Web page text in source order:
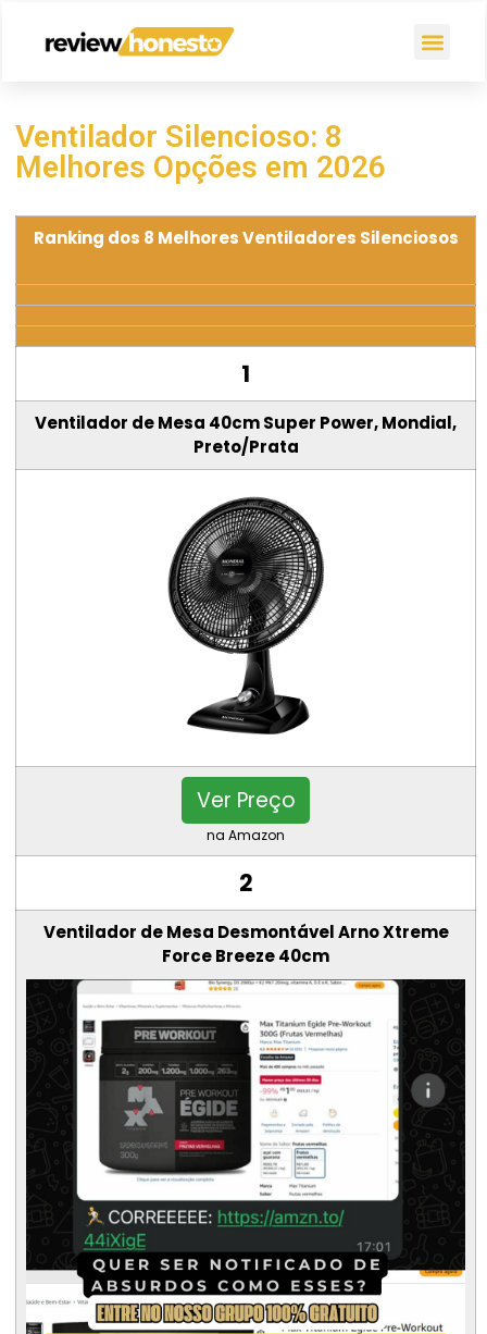
Ventilador Silencioso: 8
Melhores Opções em 2026
Ranking dos 8 Melhores Ventiladores Silenciosos
1
Ventilador de Mesa 40cm Super Power, Mondial,
Preto/Prata
Ver Preço
na Amazon
2
Ventilador de Mesa Desmontável Arno Xtreme
Force Breeze 40cm